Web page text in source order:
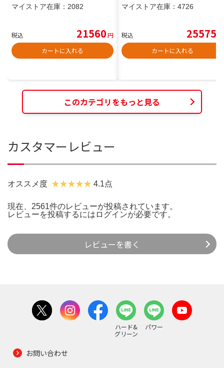
マイストア在庫： 2082
税込 21560円
カートに入れる
マイストア在庫： 4726
税込 25575
カートに入れる
このカテゴリをもっと見る
カスタマーレビュー
オススメ度 4.1点
現在、2561件のレビューが投稿されています。
レビューを投稿するには ログインが必要です。
レビューを書く
ハード&
グリーン
パワー
お問い合わせ